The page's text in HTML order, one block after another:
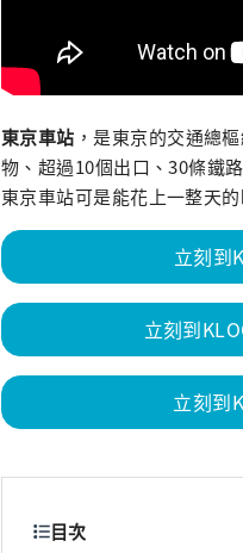
東京車站 ，是東京的交通總
物、超過10個出口、30條鐵
東京車站可是能花上一整天的
立刻到
立刻到
立刻到
目次